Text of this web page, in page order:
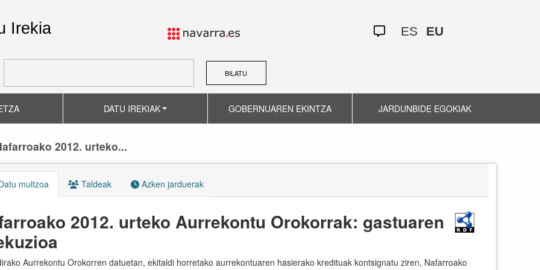
Irekia ES EU
BILATU
DATU IREKIAK GOBERNUAREN EKINTZA JARDUNBIDE EGOKIAK
2012. urteko...
multzoa Taldeak Azken jarduerak
2012. urteko Aurrekontu Orokorrak: gastuaren
Aurrekontu Orokorren datuetan, ekitaldi horretako aurrekontuaren hasierako kredituak kontsignatu ziren, Nafarroako